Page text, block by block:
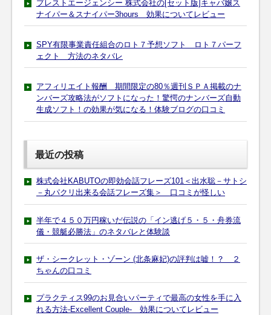
プレストエージェンシー 株式会社の[セット版]キャバ嬢ス
ナイパー＆スナイパー3hours 効果についてレビュー
SPY有限事業責任組合のロト７予想ソフト ロト７パーフ
ェクト 方法のネタバレ
アフィリエイト報酬 期間限定の80％週刊ＳＰＡ掲載のナ
ンバーズ攻略法がソフトになった！驚愕のナンバーズ自動
生成ソフト！の効果が気になる！体験ブログの口コミ
最近の投稿
株式会社KABUTOの即効会話フレーズ101＜出水聡－サトシ
－丸パクリ出来る会話フレーズ集＞ 口コミが怪しい
半年で４５０万円稼いだ伝説の「イン逃げ５・５・舟券流
儀・競艇必勝法」のネタバレと体験談
ザ・シークレット・ゾーン (北条麻妃)の評判は嘘！？ ２
ちゃんの口コミ
プラクティス99のお見合いパーティで最高の女性を手に入
れる方法-Excellent Couple- 効果についてレビュー